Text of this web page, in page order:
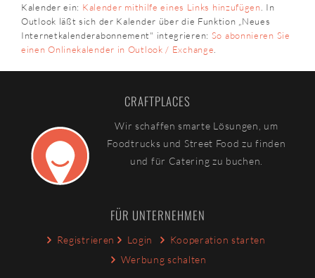
Kalender ein: Kalender mithilfe eines Links hinzufügen . In
Outlook läßt sich der Kalender über die Funktion „Neues
Internetkalenderabonnement" integrieren: So abonnieren Sie
einen Onlinekalender in Outlook / Exchange
CRAFTPLACES
Wir schaffen smarte Lösungen, um
Foodtrucks und Street Food zu finden
und für Catering zu buchen.
FÜR UNTERNEHMEN
Registrieren Login
Kooperation starten
Werbung schalten